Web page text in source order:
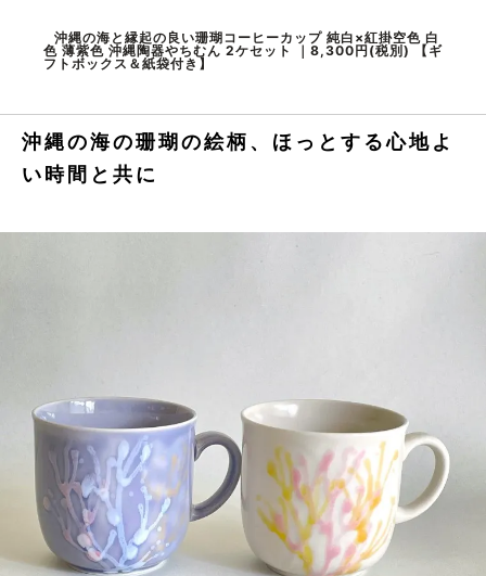
沖縄の海と縁起の良い珊瑚コーヒーカップ 純白×紅掛空色 白
色 薄紫色 沖縄陶器やちむん 2ケセット ｜8,300円(税別) 【ギ
フトボックス＆紙袋付き】
沖縄の海の珊瑚の絵柄、ほっとする心地よ
い時間と共に